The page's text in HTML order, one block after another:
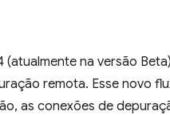
na versão
remota. Esse novo
as conexões de